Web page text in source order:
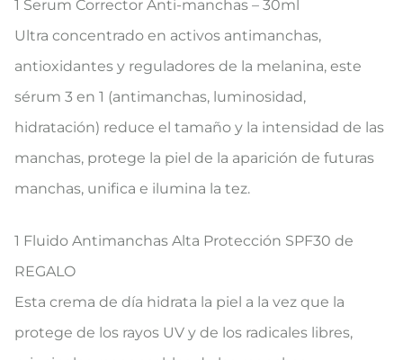
1 Serum Corrector Anti-manchas – 30ml
Ultra concentrado en activos antimanchas,
antioxidantes y reguladores de la melanina, este
sérum 3 en 1 (antimanchas, luminosidad,
hidratación) reduce el tamaño y la intensidad de las
manchas, protege la piel de la aparición de futuras
manchas, unifica e ilumina la tez.
1 Fluido Antimanchas Alta Protección SPF30 de
REGALO
Esta crema de día hidrata la piel a la vez que la
protege de los rayos UV y de los radicales libres,